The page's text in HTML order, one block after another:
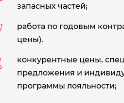
запасных частей;
работа по годовым
цены).
конкурентные цены,
предложения и
программы лояльности;